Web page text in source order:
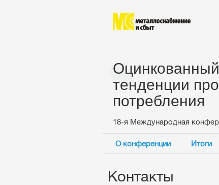
тенденции
потребления
18-я Международная
О конференции Итоги
Контакты